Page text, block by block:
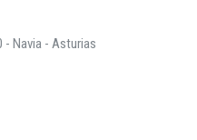
- Navia - Asturias